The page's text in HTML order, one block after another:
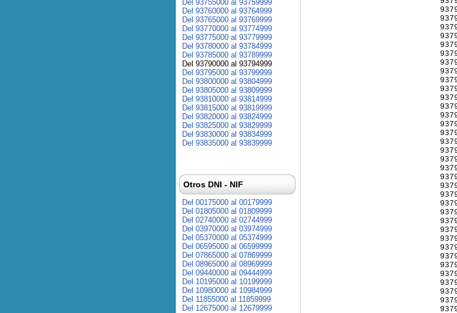
Del 93755000 al 93759999
Del 93760000 al 93764999
Del 93765000 al 93769999
Del 93770000 al 93774999
Del 93775000 al 93779999
Del 93780000 al 93784999
Del 93785000 al 93789999
Del 93790000 al 93794999
Del 93795000 al 93799999
Del 93800000 al 93804999
Del 93805000 al 93809999
Del 93810000 al 93814999
Del 93815000 al 93819999
Del 93820000 al 93824999
Del 93825000 al 93829999
Del 93830000 al 93834999
Del 93835000 al 93839999
Otros DNI - NIF
Del 00175000 al 00179999
Del 01805000 al 01809999
Del 02740000 al 02744999
Del 03970000 al 03974999
Del 05370000 al 05374999
Del 06595000 al 06599999
Del 07865000 al 07869999
Del 08965000 al 08969999
Del 09440000 al 09444999
Del 10195000 al 10199999
Del 10980000 al 10984999
Del 11855000 al 11859999
Del 12675000 al 12679999